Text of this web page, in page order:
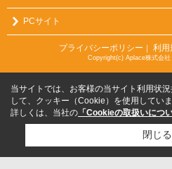
PCサイト
プライバシーポリシー ｜ 利用
Copyright(c) Aplace株式会社
当サイトでは、お客様の当サイト利用状
して、クッキー（Cookie）を使用していま
詳しくは、当社の 「Cookieの取扱いについ
閉じる